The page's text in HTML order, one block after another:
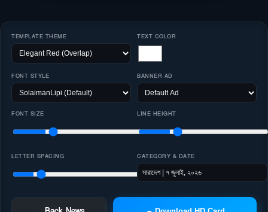
TEMPLATE THEME TEXT COLOR
FONT STYLE BANNER AD
FONT SIZE LINE HEIGHT
LETTER SPACING CATEGORY & DATE